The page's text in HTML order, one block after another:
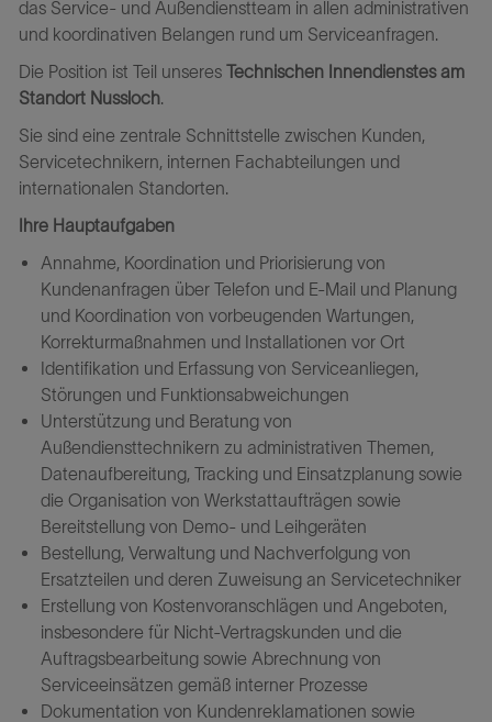
das Service- und Außendienstteam in allen administrativen
und koordinativen Belangen rund um Serviceanfragen.
Die Position ist Teil unseres Technischen Innendienstes am
Standort Nussloch.
Sie sind eine zentrale Schnittstelle zwischen Kunden,
Servicetechnikern, internen Fachabteilungen und
internationalen Standorten.
Ihre Hauptaufgaben
Annahme, Koordination und Priorisierung von
Kundenanfragen über Telefon und E-Mail und Planung
und Koordination von vorbeugenden Wartungen,
Korrekturmaßnahmen und Installationen vor Ort
Identifikation und Erfassung von Serviceanliegen,
Störungen und Funktionsabweichungen
Unterstützung und Beratung von
Außendiensttechnikern zu administrativen Themen,
Datenaufbereitung, Tracking und Einsatzplanung sowie
die Organisation von Werkstattaufträgen sowie
Bereitstellung von Demo- und Leihgeräten
Bestellung, Verwaltung und Nachverfolgung von
Ersatzteilen und deren Zuweisung an Servicetechniker
Erstellung von Kostenvoranschlägen und Angeboten,
insbesondere für Nicht-Vertragskunden und die
Auftragsbearbeitung sowie Abrechnung von
Serviceeinsätzen gemäß interner Prozesse
Dokumentation von Kundenreklamationen sowie